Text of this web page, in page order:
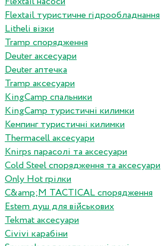
Flextail туристичне гідрообладнання
Litheli візки
Tramp спорядження
Deuter аксесуари
Deuter аптечка
Tramp аксесуари
KingCamp спальники
KingCamp туристичні килимки
Кемпинг туристичні килимки
Thermacell аксесуари
Knirps парасолі та аксесуари
Cold Steel спорядження та аксесуари
Only Hot грілки
C&amp;M TACTICAL спорядження
Estem душ для військових
Tekmat аксесуари
Сivivi карабіни